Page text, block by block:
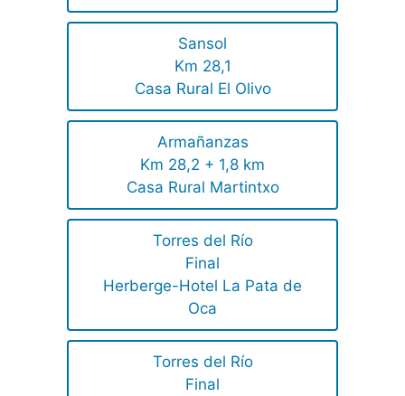
Sansol
Km 28,1
Casa Rural El Olivo
Armañanzas
Km 28,2 + 1,8 km
Casa Rural Martintxo
Torres del Río
Final
Herberge-Hotel La Pata de
Oca
Torres del Río
Final